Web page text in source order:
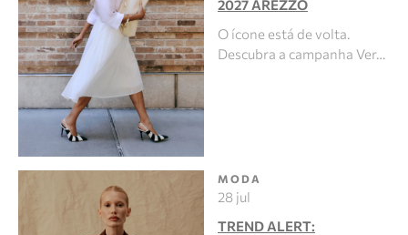
2027 AREZZO
O ícone está de volta.
Descubra a campanha Ver…
MODA
28 jul
TREND ALERT: